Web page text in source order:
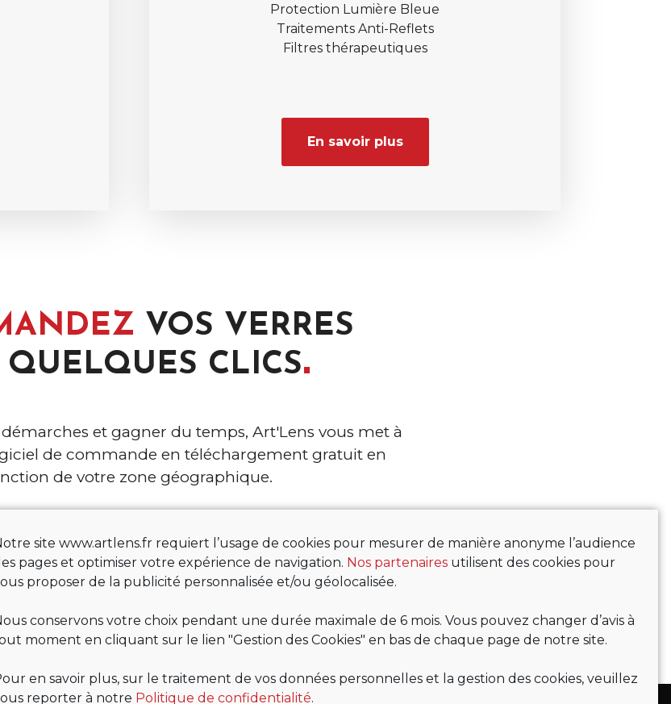
site www.artlens.fr requiert l’usage de cookies pour mesurer de manière anonyme l’audience
pages et optimiser votre expérience de navigation. Nos partenaires utilisent des cookies pour
proposer de la publicité personnalisée et/ou géolocalisée.
conservons votre choix pendant une durée maximale de 6 mois. Vous pouvez changer d’avis à
moment en cliquant sur le lien "Gestion des Cookies" en bas de chaque page de notre site.
en savoir plus, sur le traitement de vos données personnelles et la gestion des cookies, veuillez
reporter à notre Politique de confidentialité.
Protection Lumière Bleue
Traitements Anti-Reflets
Filtres thérapeutiques
En savoir plus
VOS VERRES
QUELQUES CLICS
et gagner du temps, Art'Lens vous met à
de commande en téléchargement gratuit en
de votre zone géographique.
Accéder au logiciel